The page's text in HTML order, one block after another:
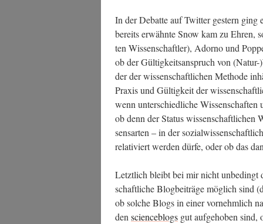
In der Debat­te auf Twit­ter ges­tern ging
bereits erwähn­te Snow kam zu Ehren,
ten Wis­sen­schaft­ler), Ador­no und
ob der Gül­tig­keits­an­spruch von
der der wis­sen­schaft­li­chen Metho­de
Pra­xis und Gül­tig­keit der
wenn unter­schied­li­che
ob denn der Sta­tus
sens­ar­ten – in der
rela­ti­viert wer­den dür­fe, oder ob das
Letzt­lich bleibt bei mir nicht unbe­dingt
schaft­li­che Blog­bei­trä­ge mög­lich sind
ob sol­che Blogs in einer vor­nehm­lich
den sci­ence­b­logs gut auf­ge­ho­ben